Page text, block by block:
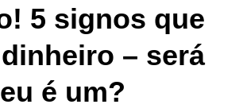
5 signos que
– será
é um?